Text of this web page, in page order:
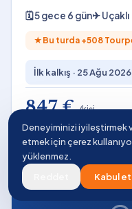
🗓5 gece 6 gün✈Uçaklı
★ Bu turda +508
İlk kalkış · 25 Ağu 2026
847 € /kişi
≈ 50.800 ₺
Deneyiminizi iyileştirmek
etmek için çerez
yüklenmez.
Kabul et